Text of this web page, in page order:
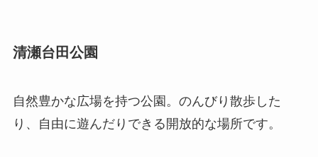
清瀬台田公園
自然豊かな広場を持つ公園。のんびり散歩した
り、自由に遊んだりできる開放的な場所です。